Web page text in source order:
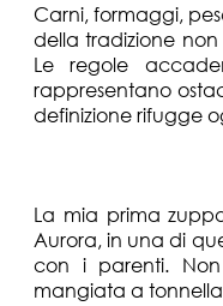
Carni, formaggi,
della tradizione
Le regole
rappresentano
definizione rifugge
La mia prima
Aurora, in una di
con i parenti.
mangiata a